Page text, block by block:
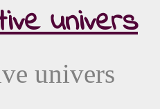
univers
univers